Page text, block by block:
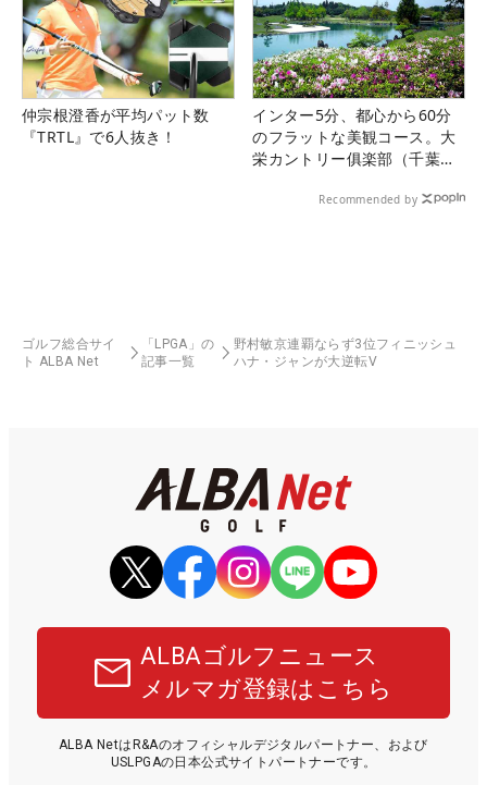
仲宗根澄香が平均パット数
『TRTL』で6人抜き！
インター5分、都心から60分
のフラットな美観コース。大
栄カントリー俱楽部（千葉
Recommended by
ゴルフ総合サイ
ト ALBA Net
「LPGA」の
記事一覧
野村敏京連覇ならず3位フィニッシュ
ハナ・ジャンが大逆転V
ALBAゴルフニュース
メルマガ登録はこちら
ALBA NetはR&Aのオフィシャルデジタルパートナー、および
USLPGAの日本公式サイトパートナーです。